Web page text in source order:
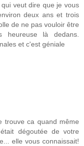
veut dire que je vous
deux ans et trois
de ne pas vouloir être
là dedans.
et c'est géniale
trouve ca quand même
dégoutée de votre
elle vous connaissait!